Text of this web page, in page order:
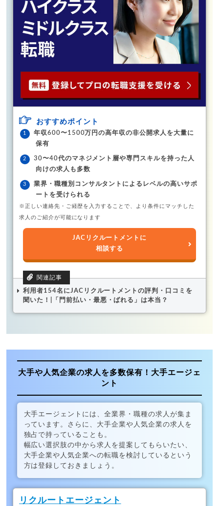
おすすめポイント
年収600〜1500万円の高年収の非公開求人を大量に
保有
30〜40代のマネジメント層や専門スキルを持った人
向けの求人も多数
業界・職種別コンサルタントによるレベルの高いサポ
ートを受けられる
※正しい連絡先・ご経歴を入力することで、より条件にマッチした
求人のご紹介が可能になります
JACリクルートメントに
相談する
利用者154名にJACリクルートメントの評判・口コミを
聞いた！|「門前払い・最悪・ばれる」は本当？
大手や人気企業の求人を多数保有！大手エージェ
ント
大手エージェントには、全業界・職種の求人が集ま
っています。さらに、大手企業や人気企業の求人を
独占で持っていることも。
幅広い選択肢の中から求人を提案してもらいたい、
大手企業や人気企業への転職を検討しているという
方は登録しておきましょう。
リクルートエージェント